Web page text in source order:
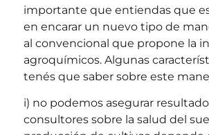
importante que entiendas que
en encarar un nuevo tipo de
al convencional que propone la
agroquímicos. Algunas
tenés que saber sobre este
i) no podemos asegurar
consultores sobre la salud del